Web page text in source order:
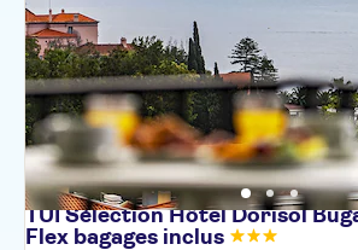
TUI Sélection Hôtel Dorisol
Flex bagages inclus